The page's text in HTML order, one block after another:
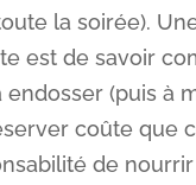
la soirée).
est de savoir
endosser (puis à
coûte que
de nourrir